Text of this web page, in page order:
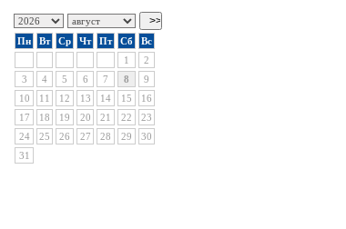
Пн Вт Ср Чт Пт Сб
Вс
1
2
3
4 5 6 7 8
9
10
11 12 13 14 15
16
17
18 19 20 21 22
23
24
25 26 27 28 29
30
31